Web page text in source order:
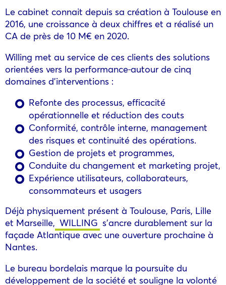
Le cabinet connait depuis sa création à Toulouse en
2016, une croissance à deux chiffres et a réalisé un
CA de près de 10 M€ en 2020.
Willing met au service de ces clients des solutions
orientées vers la performance autour de cinq
domaines d’interventions :
Refonte des processus, efficacité
opérationnelle et réduction des couts
Conformité, contrôle interne, management
des risques et continuité des opérations.
Gestion de projets et programmes,
Conduite du changement et marketing projet,
Expérience utilisateurs, collaborateurs,
consommateurs et usagers
Déjà physiquement présent à Toulouse, Paris, Lille
et Marseille, WILLING s’ancre durablement sur la
façade Atlantique avec une ouverture prochaine à
Nantes.
Le bureau bordelais marque la poursuite du
développement de la société et souligne la volonté